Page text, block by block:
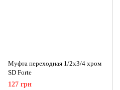
Муфта переходная 1/2х3/4 хром
SD Forte
127 грн